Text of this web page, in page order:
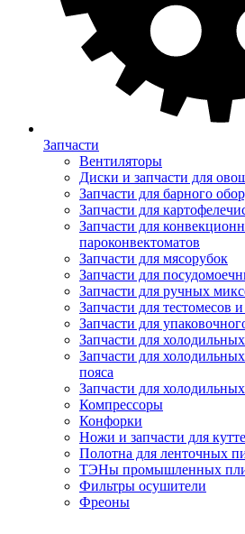
Запчасти
Вентиляторы
Диски и запчасти для
Запчасти для барного
Запчасти для
Запчасти для
пароконвектоматов
Запчасти для мясорубок
Запчасти для
Запчасти для ручных
Запчасти для тестомесов
Запчасти для
Запчасти для
Запчасти для
пояса
Запчасти для
Компрессоры
Конфорки
Ножи и запчасти для
Полотна для ленточных
ТЭНы промышленных
Фильтры осушители
Фреоны